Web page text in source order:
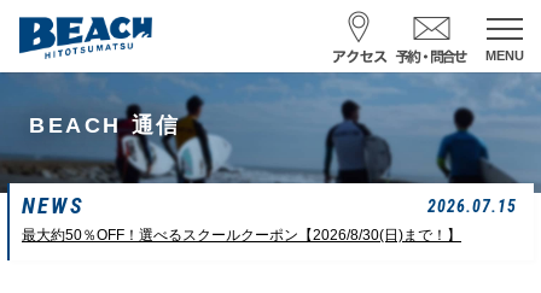
MENU
スクール予約・お問合せ
レンタル予約
サーフ ナミイーヨ
0475-32-7314
BEACH 通信
NEWS 2026.07.15
最大約50％OFF！選べるスクールクーポン【2026/8/30(日)まで！】